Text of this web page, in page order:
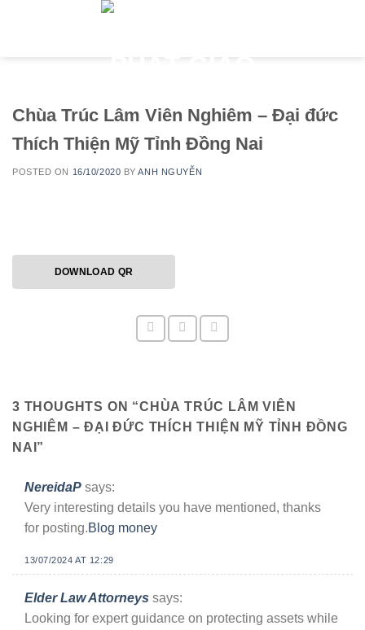
Chùa Trúc Lâm Viên Nghiêm – Đại đức
Thích Thiện Mỹ Tỉnh Đồng Nai
POSTED ON 16/10/2020 BYANH NGUYỄN
DOWNLOAD QR
3 THOUGHTS ON “CHÙA TRÚC LÂM VIÊN
NGHIÊM – ĐẠI ĐỨC THÍCH THIỆN MỸ TỈNH ĐỒNG
NAI ”
NereidaP says:
Very interesting details you have mentioned, thanks
for posting.Blog money
13/07/2024 AT 12:29
Elder Law Attorneys says:
Looking for expert guidance on protecting assets while